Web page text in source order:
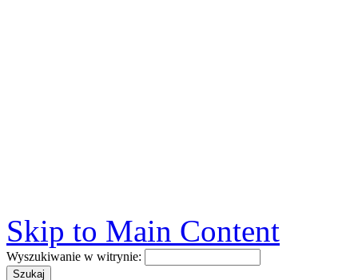
Skip to Main Content
Wyszukiwanie w witrynie: